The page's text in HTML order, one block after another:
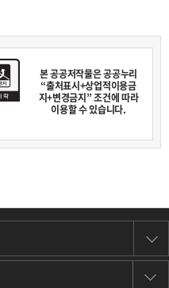
본 공공저작물은 공공누리
“출처표시+상업적이용금
지+변경금지” 조건에 따라
이용할 수 있습니다.